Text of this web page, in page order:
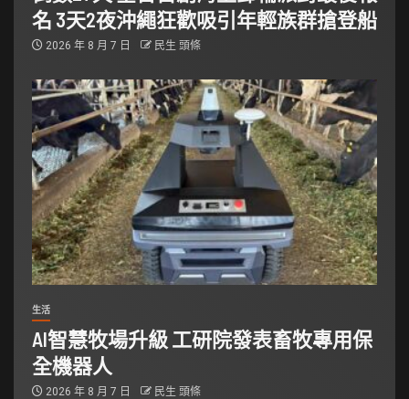
名 3天2夜沖繩狂歡吸引年輕族群搶登船
2026 年 8 月 7 日 民生 頭條
生活
AI智慧牧場升級 工研院發表畜牧專用保
全機器人
2026 年 8 月 7 日 民生 頭條